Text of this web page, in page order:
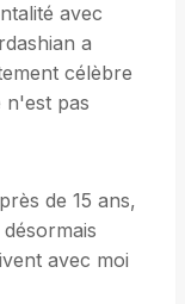
avec
a
célèbre
n'est pas
de 15 ans,
avec moi